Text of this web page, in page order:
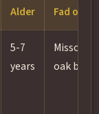
Alder Fad og
5-7
years
Missouri
oak